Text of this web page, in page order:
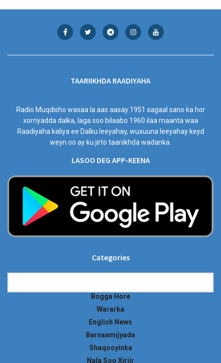
TAARIIKHDA RAADIYAHA
Radio Muqdisho waxaa la aas aasay 1951 sagaal sano ka hor
xorriyadda dalka, laga soo bilaabo 1960 ilaa maanta waa
Raadiyaha kaliya ee Dalku leeyahay, wuxuuna leeyahay keyd
weyn oo ay ku jirto taariikhda wadanka.
LASOO DEG APP-KEENA
Categories
Bogga Hore
Wararka
English News
Barnaamijyada
Shaqooyinka
Nala Soo Xiriir